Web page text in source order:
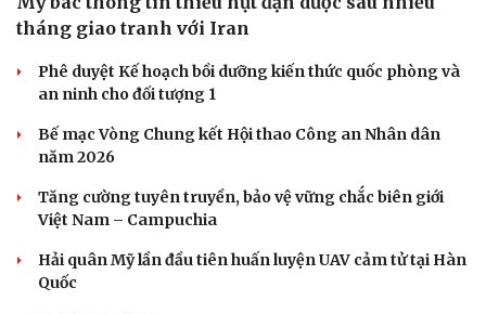
tháng giao tranh với Iran
Phê duyệt Kế hoạch bồi dưỡng kiến thức quốc phòng và
an ninh cho đối tượng 1
Bế mạc Vòng Chung kết Hội thao Công an Nhân dân
năm 2026
Tăng cường tuyên truyền, bảo vệ vững chắc biên giới
Việt Nam – Campuchia
Hải quân Mỹ lần đầu tiên huấn luyện UAV cảm tử tại Hàn
Quốc